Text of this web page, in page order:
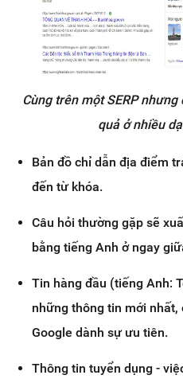
Cùng trên một SERP
quả ở nhiều
Bản đồ chỉ dẫn địa điểm
đến từ khóa.
Câu hỏi thường gặp sẽ
bằng tiếng Anh ở ngay
Tin hàng đầu (tiếng Anh:
những thông tin mới
Google dành sự ưu tiên.
Thông tin tuyển dụng -